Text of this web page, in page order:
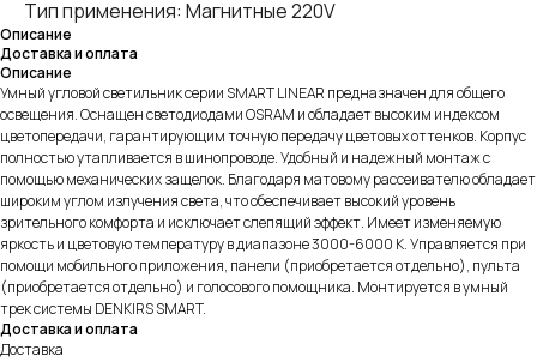
Тип применения: Магнитные 220V
Описание
Доставка и оплата
Описание
Умный угловой светильник серии SMART LINEAR предназначен для общего
освещения. Оснащен светодиодами OSRAM и обладает высоким индексом
цветопередачи, гарантирующим точную передачу цветовых оттенков. Корпус
полностью утапливается в шинопроводе. Удобный и надежный монтаж с
помощью механических защелок. Благодаря матовому рассеивателю обладает
широким углом излучения света, что обеспечивает высокий уровень
зрительного комфорта и исключает слепящий эффект. Имеет изменяемую
яркость и цветовую температуру в диапазоне 3000-6000 К. Управляется при
помощи мобильного приложения, панели (приобретается отдельно), пульта
(приобретается отдельно) и голосового помощника. Монтируется в умный
трек системы DENKIRS SMART.
Доставка и оплата
Доставка